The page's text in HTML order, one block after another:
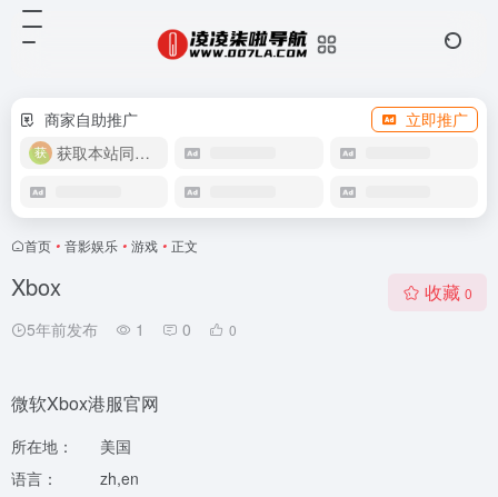
商家自助推广
立即推广
获取本站同款主题
首页 • 音影娱乐 • 游戏 • 正文
Xbox
5年前发布 1 0 0
收藏 0
微软Xbox港服官网
所在地：
美国
语言：
zh,en